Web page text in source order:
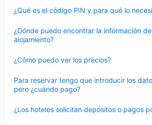
¿Qué es el código PIN y para qué lo
cerrado
¿Dónde puedo encontrar la información
alojamiento?
cerrado
¿Cómo puedo ver los precios?
cerrado
Para reservar tengo que introducir los
pero ¿cuándo pago?
cerrado
¿Los hoteles solicitan depósitos o pagos
cerrado